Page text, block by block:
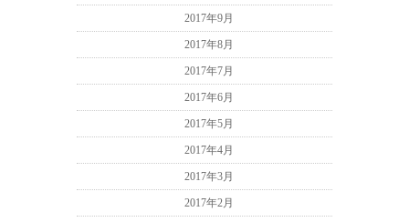
2017年9月
2017年8月
2017年7月
2017年6月
2017年5月
2017年4月
2017年3月
2017年2月